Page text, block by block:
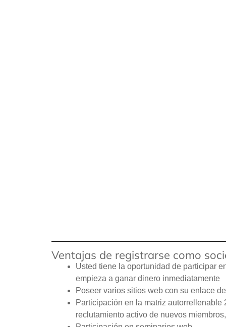
Ventajas de registrarse como
Usted tiene la oportunidad de participar
empieza a ganar dinero inmediatamente
Poseer varios sitios web con su enlace
Participación en la matriz autorrellenable
reclutamiento activo de nuevos